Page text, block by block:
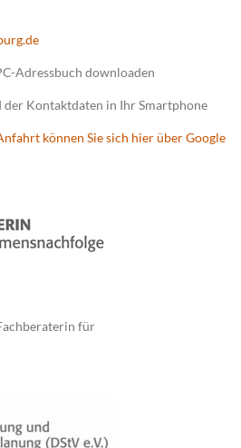
Adressbuch downloaden
Kontaktdaten in Ihr Smartphone
können Sie sich hier über Google
für